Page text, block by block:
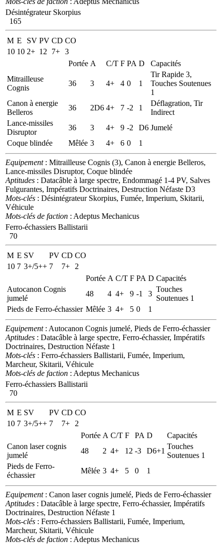
Désintégrateur Skorpius
165
M E SV PV CD CO
10 10 2+ 12 7+ 3
Portée A C/T F PA D
Capacités
Mitrailleuse
Cognis
36 3 4+ 4 0 1
Tir Rapide 3,
Touches Soutenues
1
Canon à energie
Belleros
36 2D6 4+ 7 -2 1
Déflagration, Tir
Indirect
Lance-missiles
Disruptor
36 3 4+ 9 -2 D6 Jumelé
Coque blindée
Mêlée 3 4+ 6 0 1
Equipement: Mitrailleuse Cognis (3), Canon à energie Belleros,
Lance-missiles Disruptor, Coque blindée
Aptitudes : Datacâble à large spectre, Endommagé 1-4 PV, Salves
Fulgurantes, Impératifs Doctrinaires, Destruction Néfaste D3
Mots-clés : Désintégrateur Skorpius, Fumée, Imperium, Skitarii,
Véhicule
Mots-clés de faction : Adeptus Mechanicus
Ferro-échassiers Ballistarii
70
M E SV PV CD CO
10 7 3+/5++ 7 7+
2
Portée A C/T F PA D Capacités
Autocanon Cognis
jumelé
48 4 4+ 9 -1 3
Touches
Soutenues 1
Pieds de Ferro-échassier Mêlée 3 4+ 5 0 1
Equipement: Autocanon Cognis jumelé, Pieds de Ferro-échassier
Aptitudes : Datacâble à large spectre, Ferro-échassier, Impératifs
Doctrinaires, Destruction Néfaste 1
Mots-clés : Ferro-échassiers Ballistarii, Fumée, Imperium,
Marcheur, Skitarii, Véhicule
Mots-clés de faction : Adeptus Mechanicus
Ferro-échassiers Ballistarii
70
M E SV PV CD CO
10 7 3+/5++ 7 7+
2
Portée A C/T F PA D
Capacités
Canon laser cognis
jumelé
48 2 4+ 12 -3 D6+1
Touches
Soutenues 1
Pieds de Ferro-
échassier
Mêlée 3 4+ 5 0 1
Equipement: Canon laser cognis jumelé, Pieds de Ferro-échassier
Aptitudes : Datacâble à large spectre, Ferro-échassier, Impératifs
Doctrinaires, Destruction Néfaste 1
Mots-clés : Ferro-échassiers Ballistarii, Fumée, Imperium,
Marcheur, Skitarii, Véhicule
Mots-clés de faction : Adeptus Mechanicus